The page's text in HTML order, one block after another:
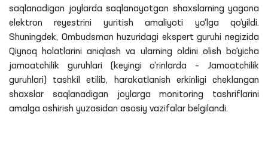
saqlanadigan joylarda saqlanayotgan shaxslarning yagona
elektron reyestrini yuritish amaliyoti yo‘lga qo‘yildi.
Shuningdek, Ombudsman huzuridagi ekspert guruhi negizida
Qiynoq holatlarini aniqlash va ularning oldini olish bo‘yicha
jamoatchilik guruhlari (keyingi o‘rinlarda – Jamoatchilik
guruhlari) tashkil etilib, harakatlanish erkinligi cheklangan
shaxslar saqlanadigan joylarga monitoring tashriflarini
amalga oshirish yuzasidan asosiy vazifalar belgilandi.